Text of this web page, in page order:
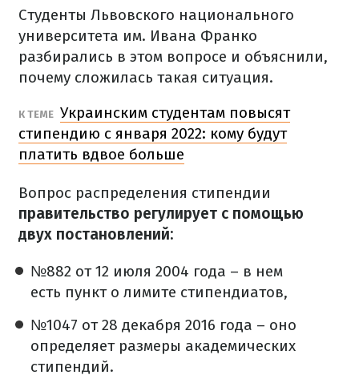
Студенты Львовского национального
университета им. Ивана Франко
разбирались в этом вопросе и объяснили,
почему сложилась такая ситуация.
К ТЕМЕ Украинским студентам повысят
стипендию с января 2022: кому будут
платить вдвое больше
Вопрос распределения стипендии
правительство регулирует с помощью
двух постановлений:
№882 от 12 июля 2004 года – в нем
есть пункт о лимите стипендиатов,
№1047 от 28 декабря 2016 года – оно
определяет размеры академических
стипендий.